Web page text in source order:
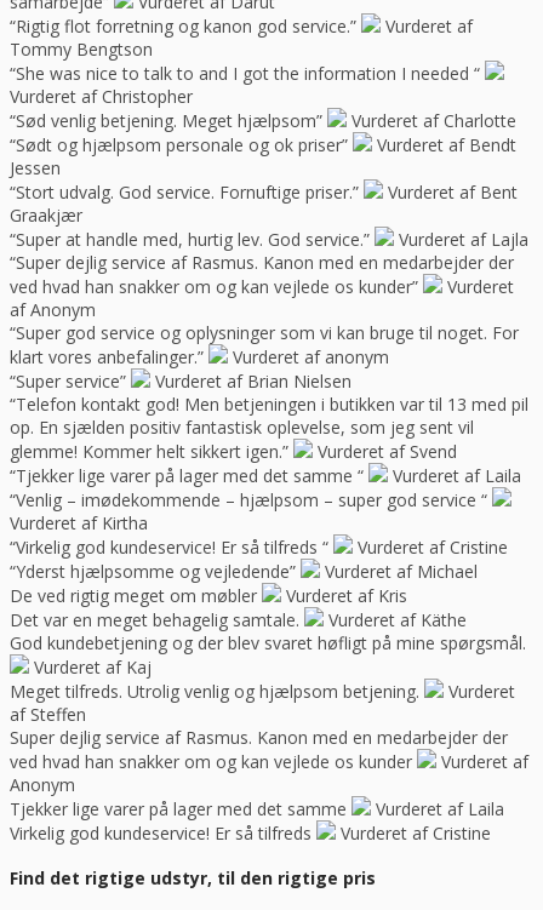
“Rigtig flot forretning og kanon god service.”
Vurderet af
Tommy Bengtson
“She was nice to talk to and I got the information I needed “
Vurderet af Christopher
“Sød venlig betjening. Meget hjælpsom”
Vurderet af Charlotte
“Sødt og hjælpsom personale og ok priser”
Vurderet af Bendt
Jessen
“Stort udvalg. God service. Fornuftige priser.”
Vurderet af Bent
Graakjær
“Super at handle med, hurtig lev. God service.”
Vurderet af Lajla
“Super dejlig service af Rasmus. Kanon med en medarbejder der
ved hvad han snakker om og kan vejlede os kunder”
Vurderet
af Anonym
“Super god service og oplysninger som vi kan bruge til noget. For
klart vores anbefalinger.”
Vurderet af anonym
“Super service”
Vurderet af Brian Nielsen
“Telefon kontakt god! Men betjeningen i butikken var til 13 med pil
op. En sjælden positiv fantastisk oplevelse, som jeg sent vil
glemme! Kommer helt sikkert igen.”
Vurderet af Svend
“Tjekker lige varer på lager med det samme “
Vurderet af Laila
“Venlig – imødekommende – hjælpsom – super god service “
Vurderet af Kirtha
“Virkelig god kundeservice! Er så tilfreds “
Vurderet af Cristine
“Yderst hjælpsomme og vejledende”
Vurderet af Michael
De ved rigtig meget om møbler
Vurderet af Kris
Det var en meget behagelig samtale.
Vurderet af Käthe
God kundebetjening og der blev svaret høfligt på mine spørgsmål.
Vurderet af Kaj
Meget tilfreds. Utrolig venlig og hjælpsom betjening.
Vurderet
af Steffen
Super dejlig service af Rasmus. Kanon med en medarbejder der
ved hvad han snakker om og kan vejlede os kunder
Vurderet af
Anonym
Tjekker lige varer på lager med det samme
Vurderet af Laila
Virkelig god kundeservice! Er så tilfreds
Vurderet af Cristine
Find det rigtige udstyr, til den rigtige pris